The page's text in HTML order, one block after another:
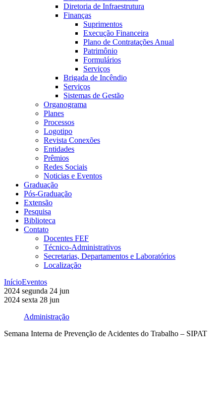
Diretoria de Infraestrutura
Finanças
Suprimentos
Execução Financeira
Plano de Contratações Anual
Patrimônio
Formulários
Serviços
Brigada de Incêndio
Serviços
Sistemas de Gestão
Organograma
Planes
Processos
Logotipo
Revista Conexões
Entidades
Prêmios
Redes Sociais
Noticias e Eventos
Graduação
Pós-Graduação
Extensão
Pesquisa
Biblioteca
Contato
Docentes FEF
Técnico-Administrativos
Secretarias, Departamentos e Laboratórios
Localização
InícioEventos
2024 segunda 24 jun
2024 sexta 28 jun
Administração
Semana Interna de Prevenção de Acidentes do Trabalho – SIPAT